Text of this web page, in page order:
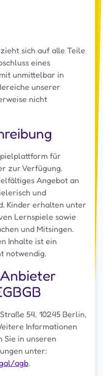
sich auf alle Teile
eines
unmittelbar in
unserer
nicht
für
zur Verfügung.
Angebot an
und
Kinder erhalten unter
Lernspiele sowie
und Mitsingen.
Inhalte ist ein
notwendig.
54, 10245 Berlin,
Informationen
Sie in unseren
unter:
agb.